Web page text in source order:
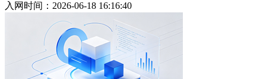
入网时间：2026-06-18 16:16:40